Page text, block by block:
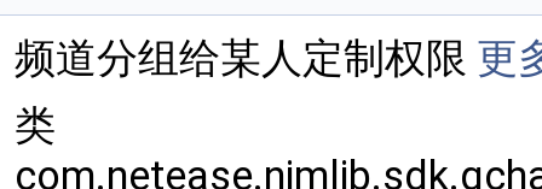
频道分组给某人定制权限 更
类